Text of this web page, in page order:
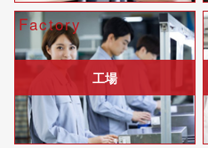
Factory
工場